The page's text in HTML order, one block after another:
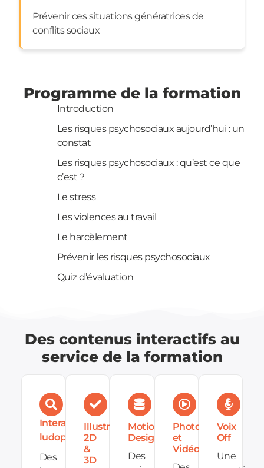
Prévenir ces situations génératrices de
conflits sociaux
Programme de la formation
Introduction
Les risques psychosociaux aujourd’hui : un
constat
Les risques psychosociaux : qu’est ce que
c’est ?
Le stress
Les violences au travail
Le harcèlement
Prévenir les risques psychosociaux
Quiz d’évaluation
Des contenus interactifs au
service de la formation
Interactions
ludopédagogiques
Des
Illustrations
2D
&
3D
Motion
Design
Des
Photos
et
Vidéos
Voix
Off
Une